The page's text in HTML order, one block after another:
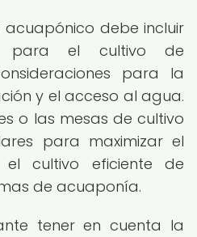
acuapónico debe incluir
para el cultivo de
para la
y el acceso al agua.
o las mesas de cultivo
para maximizar el
cultivo eficiente de
de acuaponía.
tener en cuenta la